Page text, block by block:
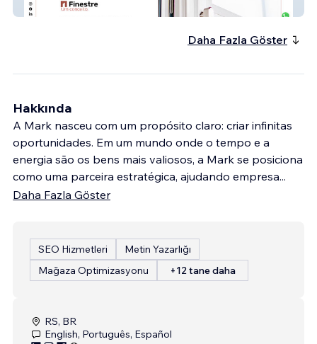
Finestre
Daha Fazla Göster
Hakkında
A Mark nasceu com um propósito claro: criar infinitas
oportunidades. Em um mundo onde o tempo e a
energia são os bens mais valiosos, a Mark se posiciona
como uma parceira estratégica, ajudando empresa...
Daha Fazla Göster
SEO Hizmetleri
Metin Yazarlığı
Mağaza Optimizasyonu
+12 tane daha
RS, BR
English, Português, Español